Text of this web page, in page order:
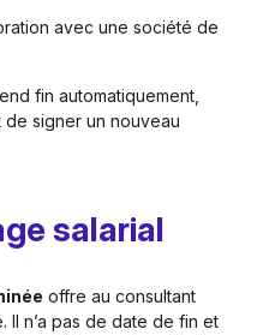
avec une société de
fin automatiquement,
signer un nouveau
salarial
offre au consultant
Il n’a pas de date de fin et